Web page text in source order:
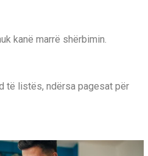
kanë marrë shërbimin.
të listës, ndërsa pagesat për